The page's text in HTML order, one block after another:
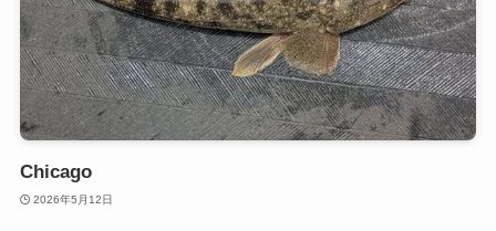
Chicago
2026年5月12日